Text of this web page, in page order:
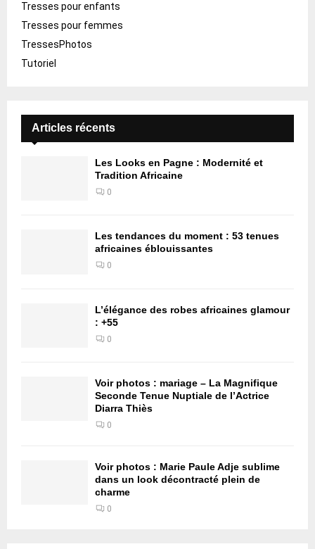
Tresses pour enfants
Tresses pour femmes
TressesPhotos
Tutoriel
Articles récents
Les Looks en Pagne : Modernité et
Tradition Africaine
0
Les tendances du moment : 53 tenues
africaines éblouissantes
0
L’élégance des robes africaines glamour
: +55
0
Voir photos : mariage – La Magnifique
Seconde Tenue Nuptiale de l’Actrice
Diarra Thiès
0
Voir photos : Marie Paule Adje sublime
dans un look décontracté plein de
charme
0